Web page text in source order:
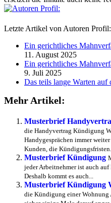
Letzte Artikel von Autoren Profil:
Ein gerichtliches
11. August 2025
Ein gerichtliches
9. Juli 2025
Das teils lange Warten auf
Mehr Artikel:
Musterbrief
die Handyvertrag Kündigung
Handygesprächen immer
Kunden, die
Musterbrief Kündigung
jeder Arbeitnehmer ist auch
Deshalb kommt es auch...
Musterbrief Kündigung
die Kündigung einer Wohnung